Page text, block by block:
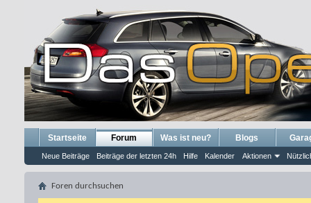
Startseite Forum
Neue Beiträge Beiträge der letzten 24h Hilfe Kalender Aktionen
Was ist neu? Blogs
Foren durchsuchen